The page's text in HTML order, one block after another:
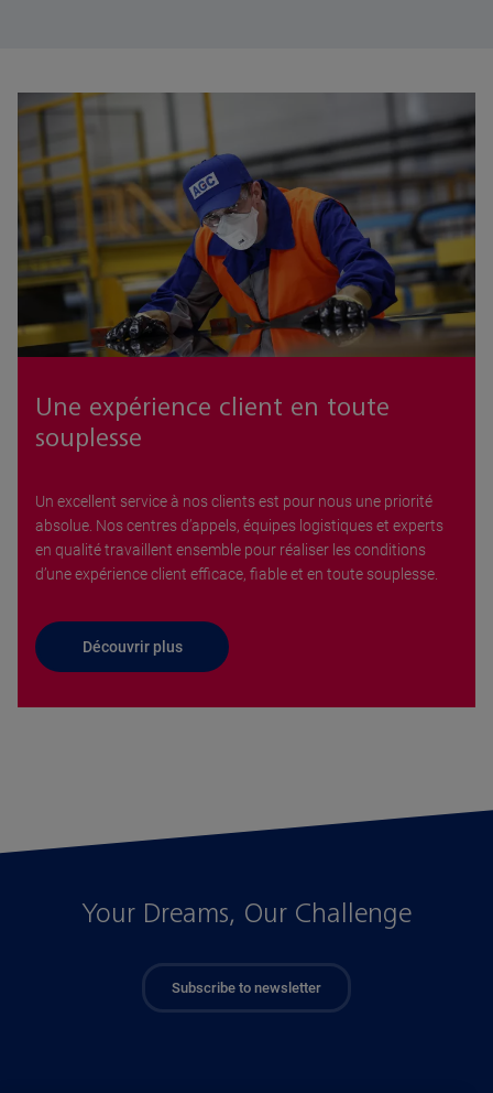
Une expérience client en toute
souplesse
Un excellent service à nos clients est pour nous une priorité
absolue. Nos centres d’appels, équipes logistiques et experts
en qualité travaillent ensemble pour réaliser les conditions
d’une expérience client efficace, fiable et en toute souplesse.
Découvrir plus
Your Dreams, Our Challenge
Subscribe to newsletter